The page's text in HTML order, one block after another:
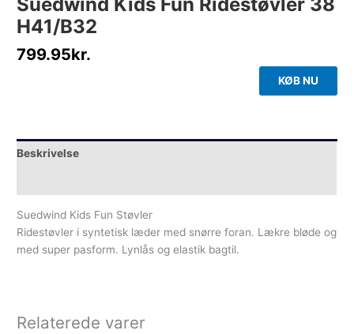
H41/B32
799.95kr.
KØB NU
Beskrivelse
Suedwind Kids Fun Støvler
Ridestøvler i syntetisk læder med snørre foran. Lækre bløde og
med super pasform. Lynlås og elastik bagtil.
Relaterede varer